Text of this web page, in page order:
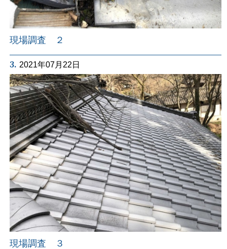
現場調査 ２
3. 2021年07月22日
現場調査 ３